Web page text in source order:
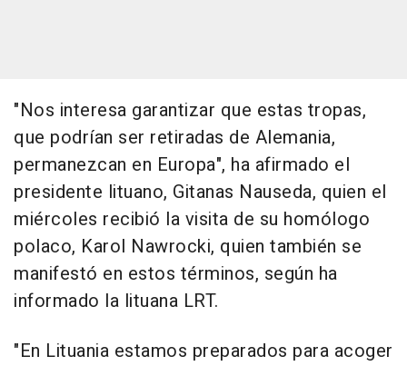
"Nos interesa garantizar que estas tropas,
que podrían ser retiradas de Alemania,
permanezcan en Europa", ha afirmado el
presidente lituano, Gitanas Nauseda, quien el
miércoles recibió la visita de su homólogo
polaco, Karol Nawrocki, quien también se
manifestó en estos términos, según ha
informado la lituana LRT.
"En Lituania estamos preparados para acoger